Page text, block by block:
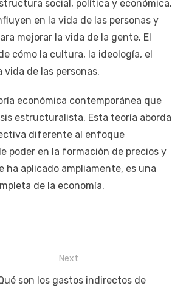
social, política y económica.
en la vida de las personas y
mejorar la vida de la gente. El
cómo la cultura, la ideología, el
de las personas.
económica contemporánea que
estructuralista. Esta teoría aborda
diferente al enfoque
poder en la formación de precios y
aplicado ampliamente, es una
de la economía.
Next
son los gastos indirectos de